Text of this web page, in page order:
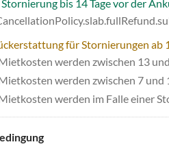
bis 14 Tage vor der
für Stornierungen ab
werden zwischen 13
werden zwischen 7 und
werden im Falle einer